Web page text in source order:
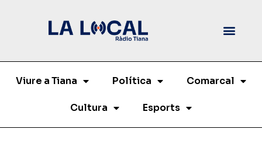
Viure a Tiana Política Comarcal
Cultura Esports